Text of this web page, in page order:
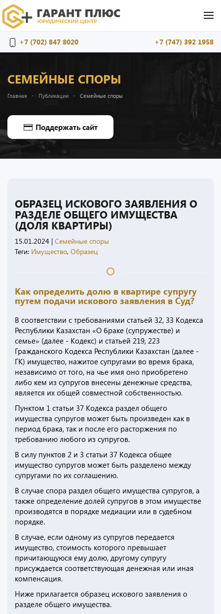
+7 (702) 847 8020 +7 (747) 392 1958
СЕМЕЙНЫЕ СПОРЫ
Главная Публикации Семейные споры
Поддержать сайт
ОБРАЗЕЦ ИСКОВОГО ЗАЯВЛЕНИЯ О
РАЗДЕЛЕ ОБЩЕГО ИМУЩЕСТВА
(ДОЛЯ КВАРТИРЫ)
15.01.2024 | Семейные споры
Теги: Имущество, Образец
Как определить долю в квартире супругу
путем подачи искового заявления в Суд?
В соответствии с требованиями статьей 32, 33 Кодекса
Республики Казахстан «О браке (супружестве) и
семье» (далее - Кодекс) и статьей 219, 223
Гражданского Кодекса Республики Казахстан (далее -
ГК) имущество, нажитое супругами во время брака,
независимо от того, на чье имя оно приобретено
либо кем из супругов внесены денежные средства,
является их общей совместной собственностью.
Пунктом 1 статьи 37 Кодекса раздел общего
имущества супругов может быть произведен как в
период брака, так и после его расторжения по
требованию любого из супругов.
В силу пунктов 2 и 3 статьи 37 Кодекса общее
имущество супругов может быть разделено между
супругами по их соглашению.
В случае спора раздел общего имущества супругов, а
также определение долей супругов в этом имуществе
производятся в порядке медиации или в судебном
порядке.
В случае, если одному из супругов передается
имущество, стоимость которого превышает
причитающуюся ему долю, другому супругу
присуждается соответствующая денежная или иная
компенсация.
Ниже прилагается образец искового заявления о
разделе общего имущества.